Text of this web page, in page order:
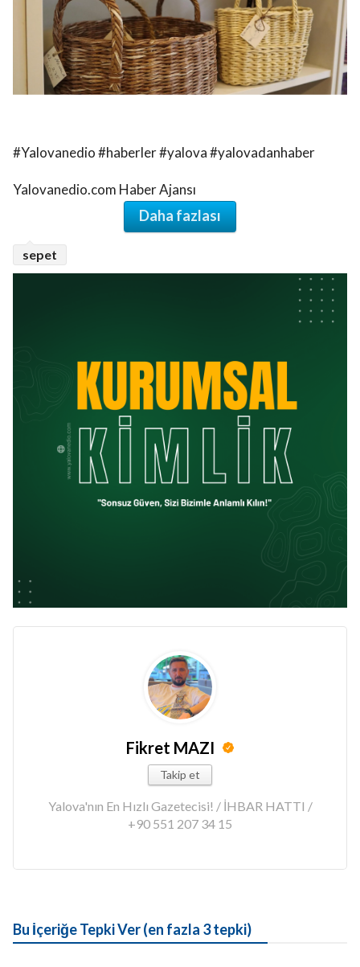
#Yalovanedio #haberler #yalova #yalovadanhaber
Yalovanedio.com Haber Ajansı
Daha fazlası
sepet
Fikret MAZI
Takip et
Yalova'nın En Hızlı Gazetecisi! / İHBAR HATTI /
+90 551 207 34 15
Bu İçeriğe Tepki Ver (en fazla 3 tepki)